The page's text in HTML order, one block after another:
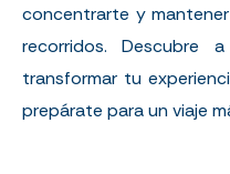
concentrarte y
recorridos. Descubre
transformar tu
prepárate para un viaje